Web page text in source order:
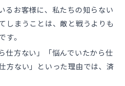
るお客様に、私たちの知らない
しまうことは、敵と戦うよりも
す。
仕方ない」「悩んでいたから仕
方ない」といった理由では、済